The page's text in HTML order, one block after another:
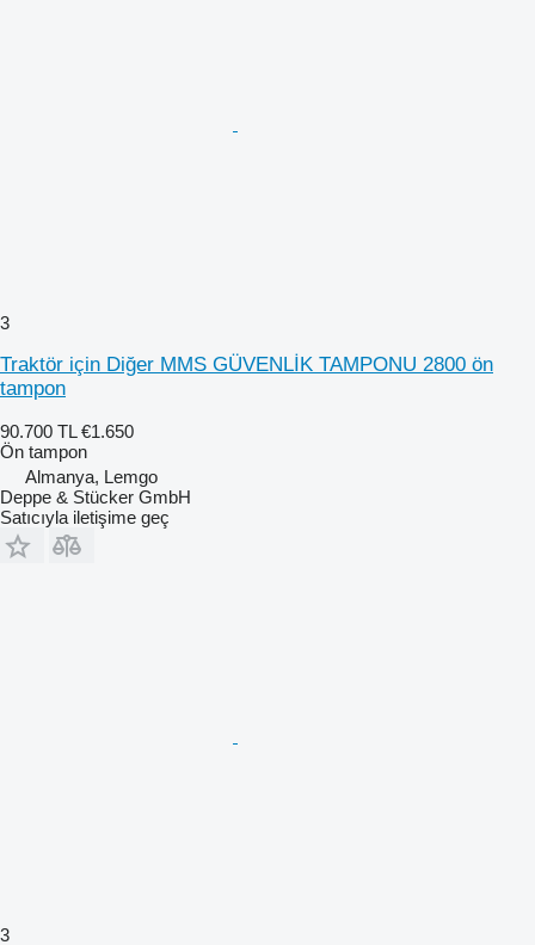
3
Traktör için Diğer MMS GÜVENLİK TAMPONU 2800 ön
tampon
90.700 TL €1.650
Ön tampon
Almanya, Lemgo
Deppe & Stücker GmbH
Satıcıyla iletişime geç
3